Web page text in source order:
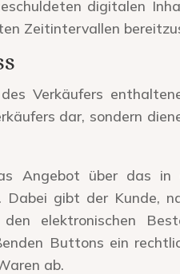
digitalen
Zeitintervallen
Verkäufers
dar, sondern
Angebot über das in
Dabei gibt der Kunde,
elektronischen
Buttons ein
ab.